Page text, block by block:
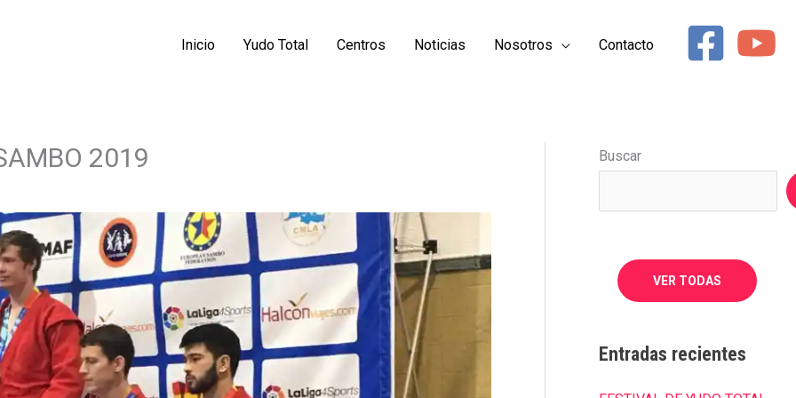
Inicio Yudo Total Centros Noticias Nosotros Contacto
2019
COMPARTIR
EN
Buscar
VER TODAS
Entradas recientes